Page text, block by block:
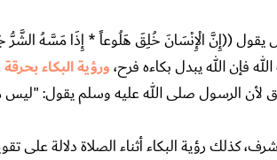
يقول ((إِنَّ الْإِنْسَانَ خُلِقَ هَلُوعاً * إِذَا مَسَّهُ الشَّرُّ
فإن الله يبدل بكاءه فرح،ورؤية البكاء بحرقة
لأن الرسول صلى الله عليه وسلم يقول:
كذلك رؤية البكاء أثناء الصلاة دلالة على